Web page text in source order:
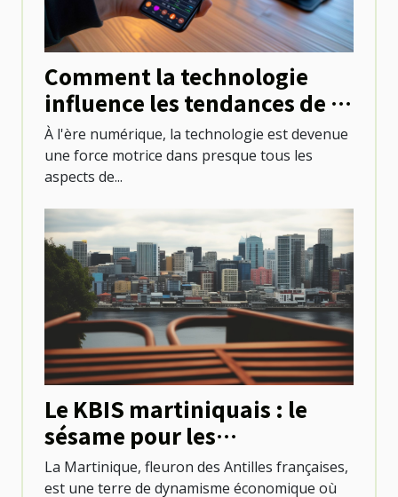
Comment la technologie
influence les tendances de la
santé
À l'ère numérique, la technologie est devenue
une force motrice dans presque tous les
aspects de...
Le KBIS martiniquais : le
sésame pour les
professionnels locaux
La Martinique, fleuron des Antilles françaises,
est une terre de dynamisme économique où